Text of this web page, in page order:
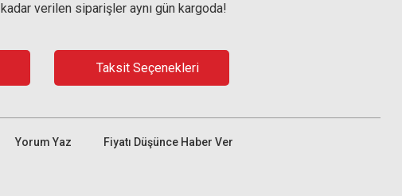
kadar verilen siparişler aynı gün kargoda!
Taksit Seçenekleri
Yorum Yaz Fiyatı Düşünce Haber Ver